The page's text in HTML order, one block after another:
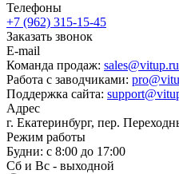
Телефоны
+7 (962) 315-15-45
Заказать звонок
E-mail
Команда продаж: sales@vitup.ru
Работа с заводчиками:
Поддержка сайта:
Адрес
г. Екатеринбург, пер.
Режим работы
Будни: с 8:00 до 17:00
Сб и Вс - выходной